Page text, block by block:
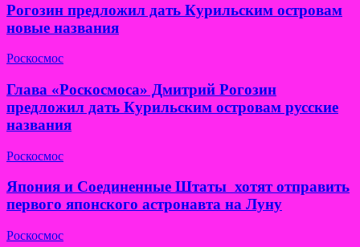
Рогозин предложил дать Курильским островам
новые названия
Роскосмос
Глава «Роскосмоса» Дмитрий Рогозин
предложил дать Курильским островам русские
названия
Роскосмос
Япония и Соединенные Штаты хотят отправить
первого японского астронавта на Луну
Роскосмос